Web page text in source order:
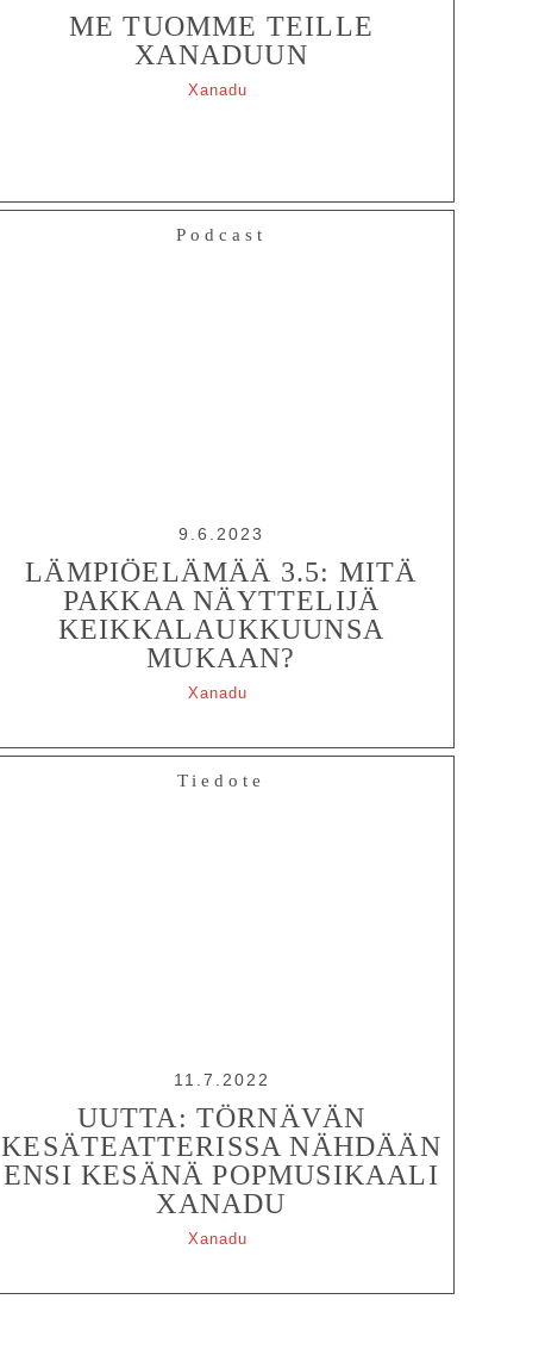
ME TUOMME TEILLE
XANADUUN
Xanadu
Podcast
9.6.2023
LÄMPIÖELÄMÄÄ 3.5: MITÄ
PAKKAA NÄYTTELIJÄ
KEIKKALAUKKUUNSA
MUKAAN?
Xanadu
Tiedote
11.7.2022
UUTTA: TÖRNÄVÄN
KESÄTEATTERISSA NÄHDÄÄN
ENSI KESÄNÄ POPMUSIKAALI
XANADU
Xanadu